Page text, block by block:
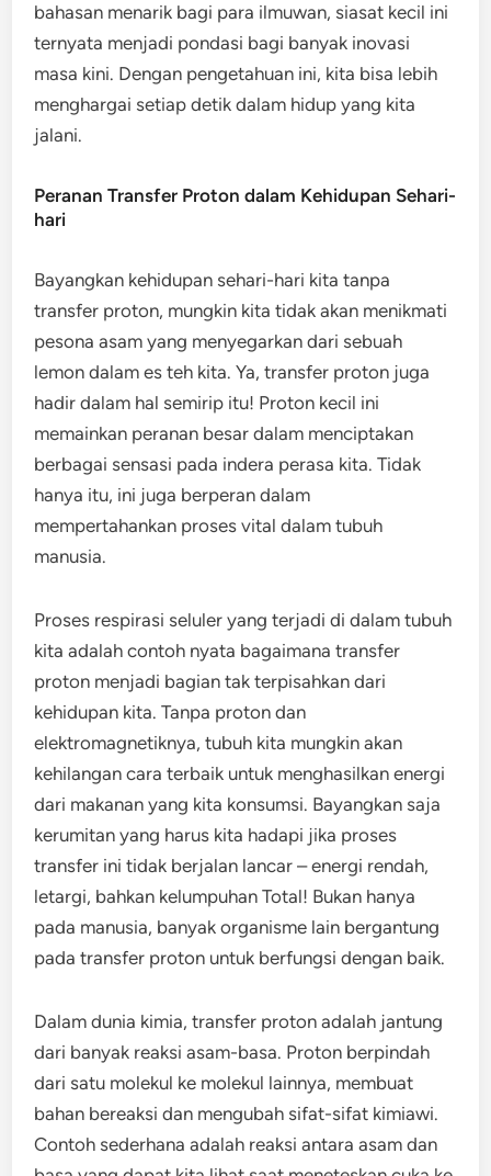
bahasan menarik bagi para ilmuwan, siasat kecil ini
ternyata menjadi pondasi bagi banyak inovasi
masa kini. Dengan pengetahuan ini, kita bisa lebih
menghargai setiap detik dalam hidup yang kita
jalani.
Peranan Transfer Proton dalam Kehidupan Sehari-
hari
Bayangkan kehidupan sehari-hari kita tanpa
transfer proton, mungkin kita tidak akan menikmati
pesona asam yang menyegarkan dari sebuah
lemon dalam es teh kita. Ya, transfer proton juga
hadir dalam hal semirip itu! Proton kecil ini
memainkan peranan besar dalam menciptakan
berbagai sensasi pada indera perasa kita. Tidak
hanya itu, ini juga berperan dalam
mempertahankan proses vital dalam tubuh
manusia.
Proses respirasi seluler yang terjadi di dalam tubuh
kita adalah contoh nyata bagaimana transfer
proton menjadi bagian tak terpisahkan dari
kehidupan kita. Tanpa proton dan
elektromagnetiknya, tubuh kita mungkin akan
kehilangan cara terbaik untuk menghasilkan energi
dari makanan yang kita konsumsi. Bayangkan saja
kerumitan yang harus kita hadapi jika proses
transfer ini tidak berjalan lancar – energi rendah,
letargi, bahkan kelumpuhan Total! Bukan hanya
pada manusia, banyak organisme lain bergantung
pada transfer proton untuk berfungsi dengan baik.
Dalam dunia kimia, transfer proton adalah jantung
dari banyak reaksi asam-basa. Proton berpindah
dari satu molekul ke molekul lainnya, membuat
bahan bereaksi dan mengubah sifat-sifat kimiawi.
Contoh sederhana adalah reaksi antara asam dan